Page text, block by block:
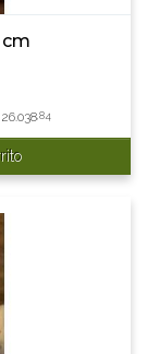
26.038,84